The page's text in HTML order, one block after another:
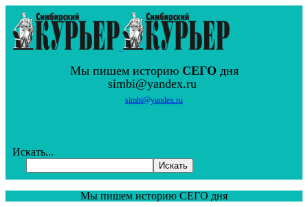
Мы пишем историю СЕГО дня
simbi@yandex.ru
simbi@yandex.ru
Искать...
Искать
Мы пишем историю СЕГО дня